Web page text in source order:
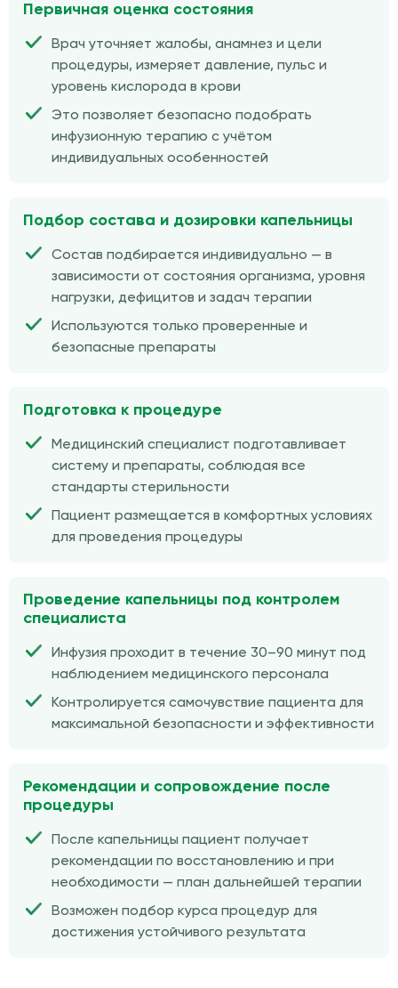
Первичная оценка состояния
Врач уточняет жалобы, анамнез и цели
процедуры, измеряет давление, пульс и
уровень кислорода в крови
Это позволяет безопасно подобрать
инфузионную терапию с учётом
индивидуальных особенностей
Подбор состава и дозировки капельницы
Состав подбирается индивидуально — в
зависимости от состояния организма, уровня
нагрузки, дефицитов и задач терапии
Используются только проверенные и
безопасные препараты
Подготовка к процедуре
Медицинский специалист подготавливает
систему и препараты, соблюдая все
стандарты стерильности
Пациент размещается в комфортных условиях
для проведения процедуры
Проведение капельницы под контролем
специалиста
Инфузия проходит в течение 30–90 минут под
наблюдением медицинского персонала
Контролируется самочувствие пациента для
максимальной безопасности и эффективности
Рекомендации и сопровождение после
процедуры
После капельницы пациент получает
рекомендации по восстановлению и при
необходимости — план дальнейшей терапии
Возможен подбор курса процедур для
достижения устойчивого результата